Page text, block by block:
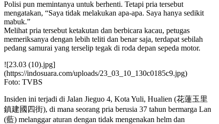
Polisi pun memintanya untuk berhenti. Tetapi pria tersebut
mengatakan, “Saya tidak melakukan apa-apa. Saya hanya sedikit
mabuk.”
Melihat pria tersebut ketakutan dan berbicara kacau, petugas
memeriksanya dengan lebih teliti dan benar saja, terdapat sebilah
pedang samurai yang terselip tegak di roda depan sepeda motor.
![23.03 (10).jpg]
(https://indosuara.com/uploads/23_03_10_130c0185c9.jpg)
Foto: TVBS
Insiden ini terjadi di Jalan Jieguo 4, Kota Yuli, Hualien (花蓮玉里
鎮建國四街), di mana seorang pria berusia 37 tahun bermarga Lan
(藍) melanggar aturan dengan tidak mengenakan helm dan